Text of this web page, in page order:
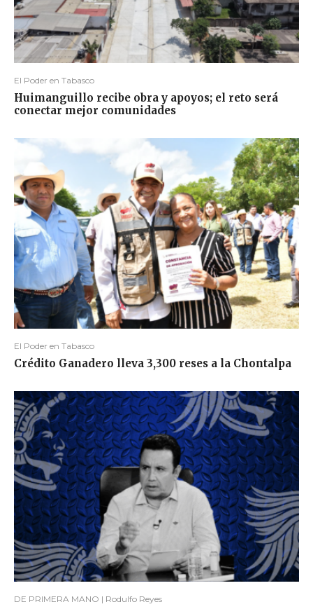
El Poder en Tabasco
Huimanguillo recibe obra y apoyos; el reto será
conectar mejor comunidades
El Poder en Tabasco
Crédito Ganadero lleva 3,300 reses a la Chontalpa
DE PRIMERA MANO | Rodulfo Reyes